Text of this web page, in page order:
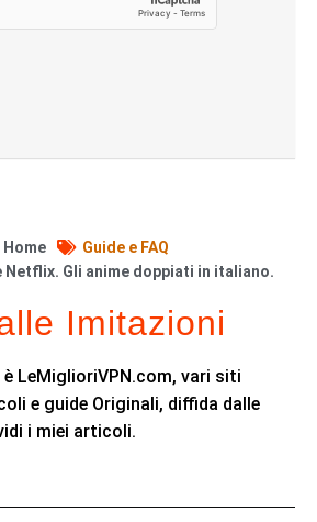
Home
Guide e FAQ
Netflix. Gli anime doppiati in italiano.
Imitazioni
LeMiglioriVPN.com, vari siti
e guide Originali, diffida dalle
i miei articoli.